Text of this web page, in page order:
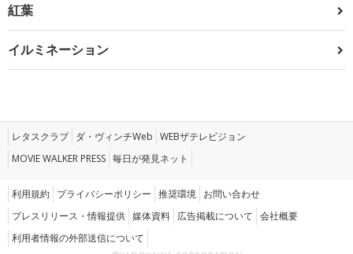
紅葉
イルミネーション
レタスクラブ ダ・ヴィンチWeb WEBザテレビジョン
MOVIE WALKER PRESS 毎日が発見ネット
利用規約 プライバシーポリシー 推奨環境 お問い合わせ
プレスリリース・情報提供 媒体資料 広告掲載について 会社概要
利用者情報の外部送信について